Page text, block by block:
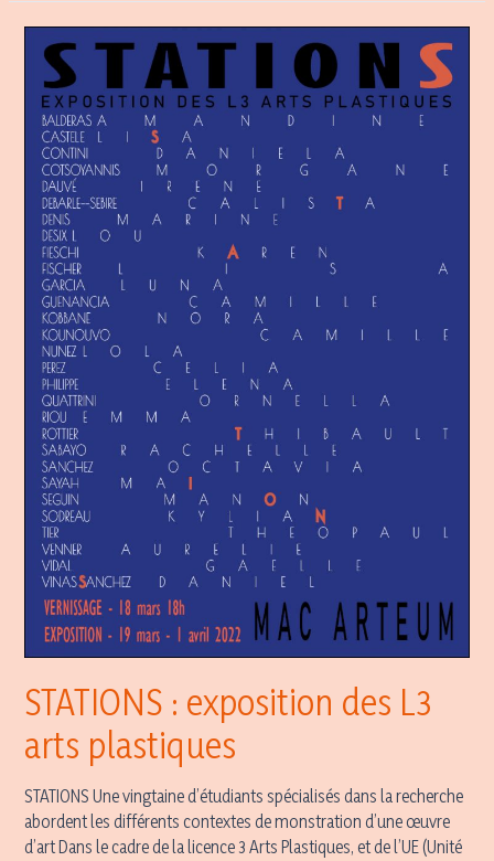
STATIONS : exposition des L3
arts plastiques
STATIONS Une vingtaine d’étudiants spécialisés dans la recherche
abordent les différents contextes de monstration d’une œuvre
d’art Dans le cadre de la licence 3 Arts Plastiques, et de l’UE (Unité